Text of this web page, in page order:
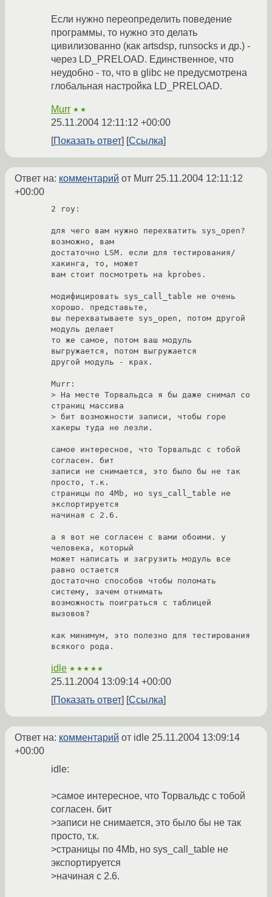
Если нужно переопределить поведение
программы, то нужно это делать
цивилизованно (как artsdsp, runsocks и др.) -
через LD_PRELOAD. Единственное, что
неудобно - то, что в glibc не предусмотрена
глобальная настройка LD_PRELOAD.
Murr ★★
25.11.2004 12:11:12 +00:00
Показать ответ
Ссылка
Ответ на: комментарий от Murr 25.11.2004 12:11:12
+00:00
2 roy:
для чего вам нужно перехватить sys_open?
возможно, вам
достаточно LSM. если для тестирования/
хакинга, то, может
вам стоит посмотреть на kprobes.
модифицировать sys_call_table не очень
хорошо. представьте,
вы перехватываете sys_open, потом другой
модуль делает
то же самое, потом ваш модуль
выгружается, потом выгружается
другой модуль - крах.
Murr:
> На месте Торвальдса я бы даже снимал со
страниц массива
> бит возможности записи, чтобы горе
хакеры туда не лезли.
самое интересное, что Торвальдс с тобой
согласен. бит
записи не снимается, это было бы не так
просто, т.к.
страницы по 4Mb, но sys_call_table не
экспортируется
начиная с 2.6.
а я вот не согласен с вами обоими. у
человека, который
может написать и загрузить модуль все
равно остается
достаточно способов чтобы поломать
систему, зачем отнимать
возможность поиграться с таблицей
вызовов?
как минимум, это полезно для тестирования
idle ★★★★★
25.11.2004 13:09:14 +00:00
Показать ответ
Ссылка
Ответ на: комментарий от idle 25.11.2004 13:09:14
+00:00
idle:
>самое интересное, что Торвальдс с тобой
согласен. бит
>записи не снимается, это было бы не так
просто, т.к.
>страницы по 4Mb, но sys_call_table не
экспортируется
>начиная с 2.6.